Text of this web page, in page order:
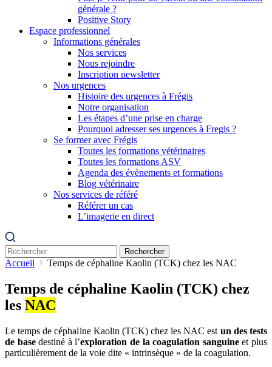
générale ?
Positive Story
Espace professionnel
Informations générales
Nos services
Nous rejoindre
Inscription newsletter
Nos urgences
Histoire des urgences à Frégis
Notre organisation
Les étapes d’une prise en charge
Pourquoi adresser ses urgences à Fregis ?
Se former avec Frégis
Toutes les formations vétérinaires
Toutes les formations ASV
Agenda des évènements et formations
Blog vétérinaire
Nos services de référé
Référer un cas
L’imagerie en direct
Rechercher
Accueil Temps de céphaline Kaolin (TCK) chez les NAC
Temps de céphaline Kaolin (TCK) chez
les NAC
Le temps de céphaline Kaolin (TCK) chez les NAC est un des tests
de basedestiné à l’exploration de la coagulation sanguineet plus
particulièrement de la voie dite « intrinsèque » de la coagulation.